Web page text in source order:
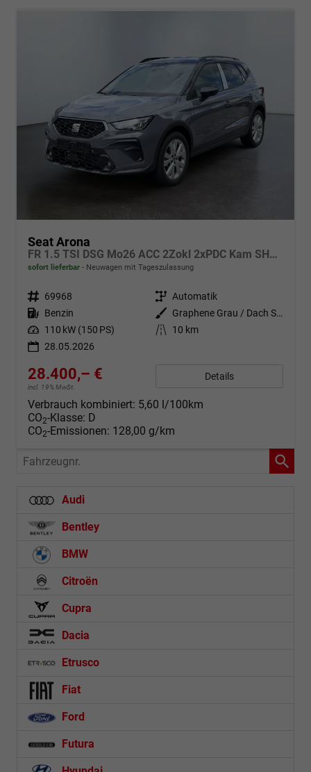
Seat Arona
FR 1.5 TSI DSG Mo26 ACC 2Zokl 2xPDC Kam SHZ Full Link
sofort lieferbar Neuwagen mit Tageszulassung
Fahrzeugnr. 69968 Getriebe Automatik
Kraftstoff Benzin Außenfarbe
Graphene Grau / Dach Schwarz
Leistung 110 kW (150 PS) Kilometerstand
10 km
28.05.2026
28.400,– €
incl. 19% MwSt.
Details
Verbrauch kombiniert: 5,60 l/100km
CO2-Klasse: D
CO2-Emissionen: 128,00 g/km
Fahrzeugnr.
Audi
Bentley
BMW
Citroën
Cupra
Dacia
Etrusco
Fiat
Ford
Futura